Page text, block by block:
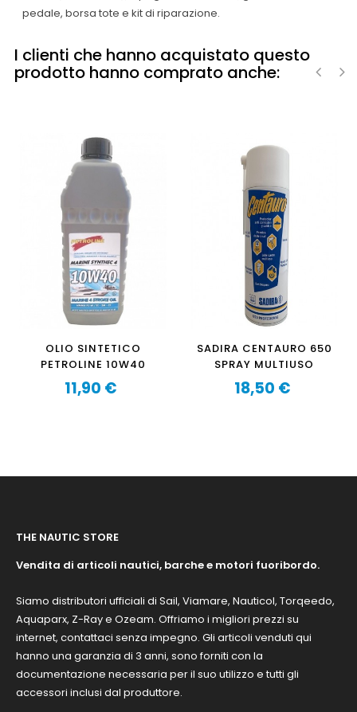
pedale, borsa tote e kit di riparazione.
I clienti che hanno acquistato questo
prodotto hanno comprato anche:
OLIO SINTETICO
PETROLINE 10W40
Prezzo
11,90 €
SADIRA CENTAURO 650
SPRAY MULTIUSO
Prezzo
18,50 €
THE NAUTIC STORE
Vendita di articoli nautici, barche e motori fuoribordo.
Siamo distributori ufficiali di Sail, Viamare, Nauticol, Torqeedo,
Aquaparx, Z-Ray e Ozeam. Offriamo i migliori prezzi su
internet, contattaci senza impegno. Gli articoli venduti qui
hanno una garanzia di 3 anni, sono forniti con la
documentazione necessaria per il suo utilizzo e tutti gli
accessori inclusi dal produttore.